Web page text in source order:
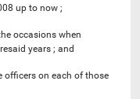
up to now ;
occasions when
years ; and
officers on each of those